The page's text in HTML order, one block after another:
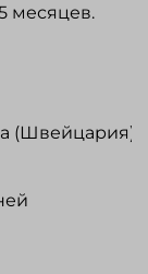
месяцев.
(Швейцария)